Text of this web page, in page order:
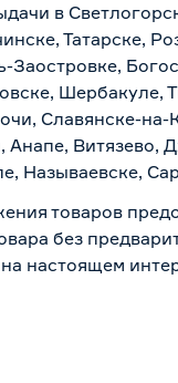
в
Татарске,
Заостровке,
Шербакуле,
Славянске-
Витязево,
Называевске,
товаров
без
настоящем